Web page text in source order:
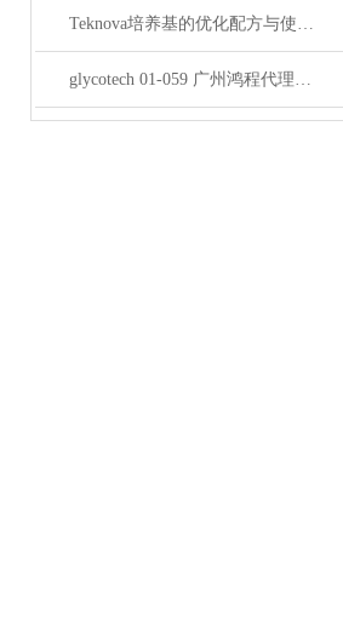
Teknova培养基的优化配方与使用技巧
glycotech 01-059 广州鸿程代理：开启糖生物学研究新征程